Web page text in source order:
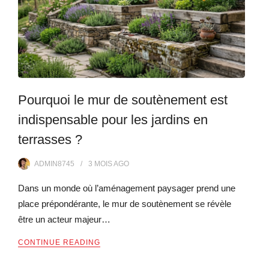
Pourquoi le mur de soutènement est
indispensable pour les jardins en
terrasses ?
ADMIN8745 3 MOISAGO
Dans un monde où l’aménagement paysager prend une
place prépondérante, le mur de soutènement se révèle
être un acteur majeur…
CONTINUE READING